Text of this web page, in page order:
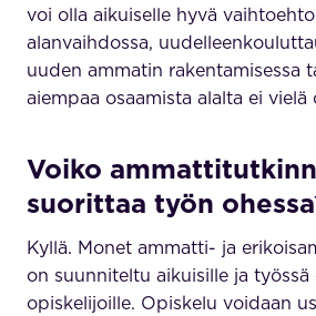
voi olla aikuiselle hyvä
alanvaihdossa,
uuden ammatin rakentamisessa
aiempaa osaamista alalta ei vielä
Voiko
suorittaa työn
Kyllä. Monet ammatti- ja
on suunniteltu aikuisille ja työssä
opiskelijoille. Opiskelu voidaan